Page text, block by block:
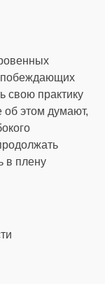
побеждающих
свою практику
об этом думают,
в плену